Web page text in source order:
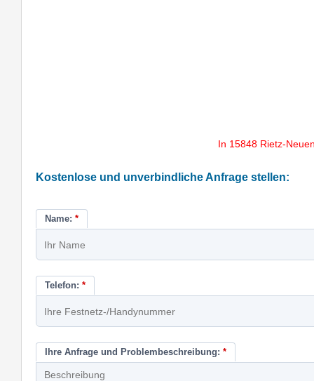
In 15848 Rietz-
Kostenlose und unverbindliche Anfrage stellen:
Name: *
Telefon: *
Ihre Anfrage und Problembeschreibung: *